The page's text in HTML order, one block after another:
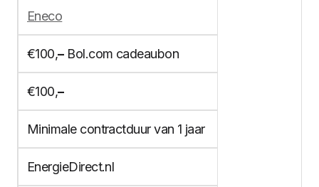
Eneco
€100,–Bol.com cadeaubon
€100,–
Minimale contractduur van 1 jaar
EnergieDirect.nl